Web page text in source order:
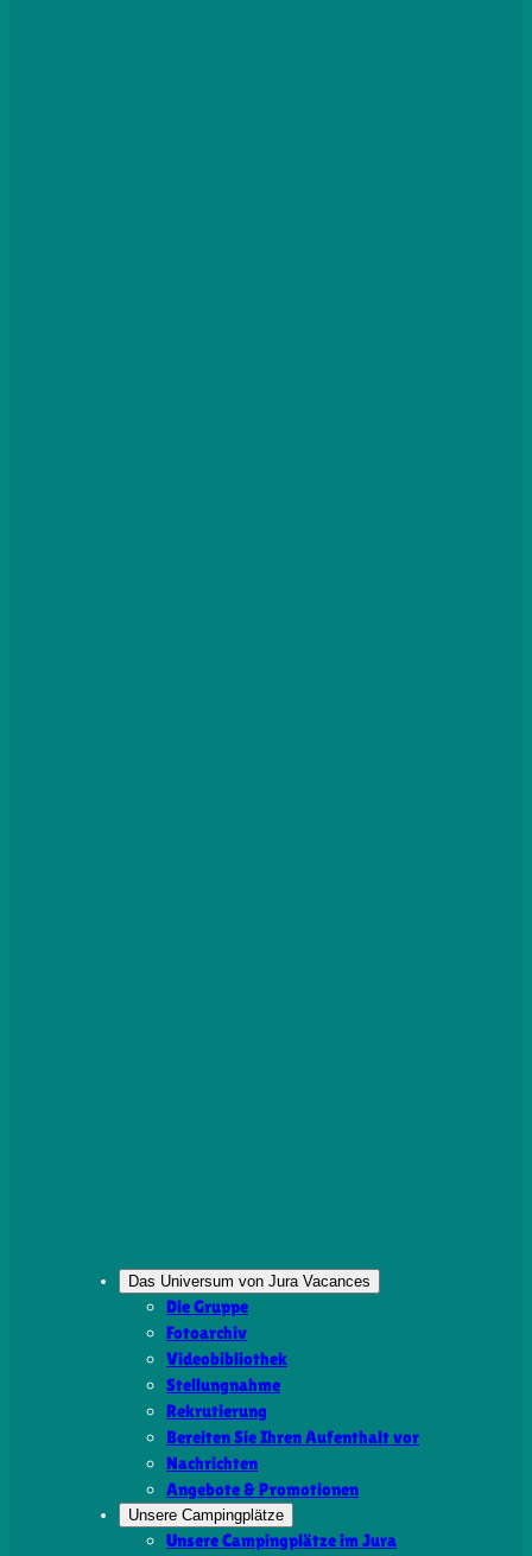
Das Universum von Jura Vacances
Die Gruppe
Fotoarchiv
Videobibliothek
Stellungnahme
Rekrutierung
Bereiten Sie Ihren Aufenthalt vor
Nachrichten
Angebote & Promotionen
Unsere Campingplätze
Unsere Campingplätze im Jura